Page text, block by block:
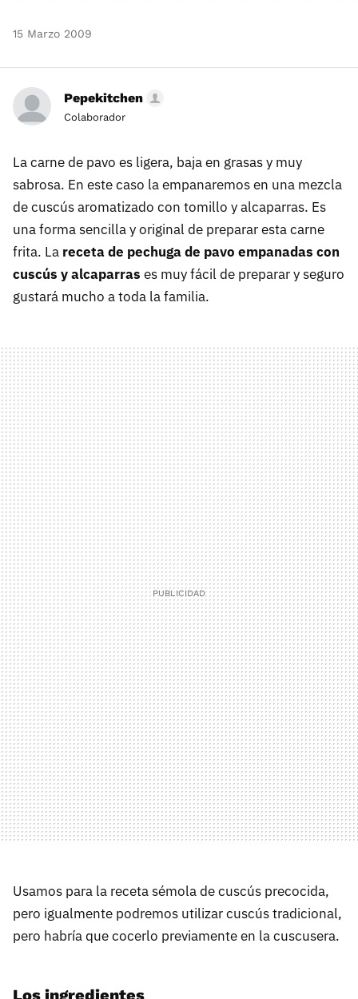
15 Marzo 2009
Pepekitchen
Colaborador
La carne de pavo es ligera, baja en grasas y muy
sabrosa. En este caso la empanaremos en una mezcla
de cuscús aromatizado con tomillo y alcaparras. Es
una forma sencilla y original de preparar esta carne
frita. La receta de pechuga de pavo empanadas con
cuscús y alcaparras es muy fácil de preparar y seguro
gustará mucho a toda la familia.
Usamos para la receta sémola de cuscús precocida,
pero igualmente podremos utilizar cuscús tradicional,
pero habría que cocerlo previamente en la cuscusera.